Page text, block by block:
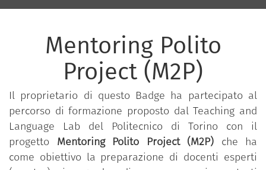
Mentoring Polito
Project (M2P)
Il proprietario di questo Badge ha partecipato al
percorso di formazione proposto dal Teaching and
Language Lab del Politecnico di Torino con il
progetto Mentoring Polito Project (M2P) che ha
come obiettivo la preparazione di docenti esperti